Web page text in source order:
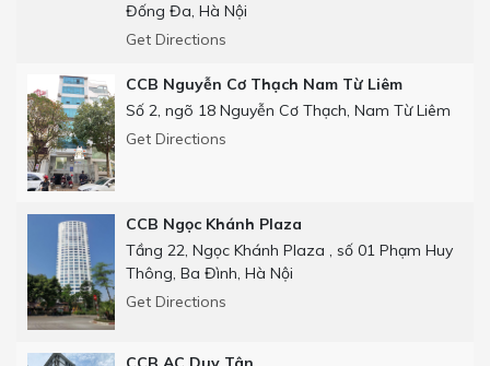
Đống Đa, Hà Nội
Get Directions
CCB Nguyễn Cơ Thạch Nam Từ Liêm
Số 2, ngõ 18 Nguyễn Cơ Thạch, Nam Từ Liêm
Get Directions
CCB Ngọc Khánh Plaza
Tầng 22, Ngọc Khánh Plaza , số 01 Phạm Huy
Thông, Ba Đình, Hà Nội
Get Directions